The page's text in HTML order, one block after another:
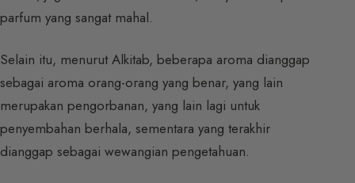
parfum yang sangat mahal.
Selain itu, menurut Alkitab, beberapa aroma dianggap
sebagai aroma orang-orang yang benar, yang lain
merupakan pengorbanan, yang lain lagi untuk
penyembahan berhala, sementara yang terakhir
dianggap sebagai wewangian pengetahuan.